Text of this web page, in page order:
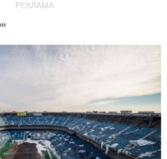
РЕКЛАМА